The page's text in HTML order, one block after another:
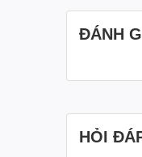
ĐÁNH
HỎI